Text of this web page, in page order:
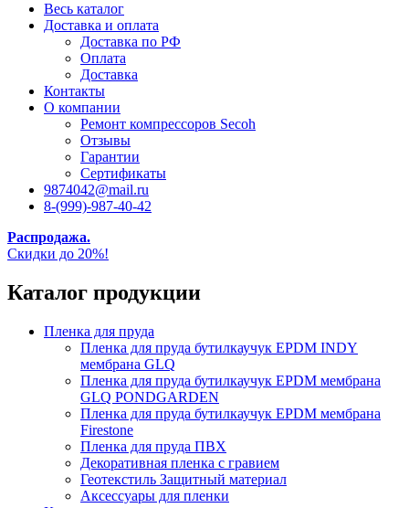
Весь каталог
Доставка и оплата
Доставка по РФ
Оплата
Доставка
Контакты
О компании
Ремонт компрессоров Secoh
Отзывы
Гарантии
Сертификаты
9874042@mail.ru
8-(999)-987-40-42
Распродажа.
Скидки до 20%!
Каталог продукции
Пленка для пруда
Пленка для пруда бутилкаучук EPDM INDY
мембрана GLQ
Пленка для пруда бутилкаучук EPDM мембрана
GLQ PONDGARDEN
Пленка для пруда бутилкаучук EPDM мембрана
Firestone
Пленка для пруда ПВХ
Декоративная пленка с гравием
Геотекстиль Защитный материал
Аксессуары для пленки